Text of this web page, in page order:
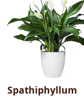
Spathiphyllum